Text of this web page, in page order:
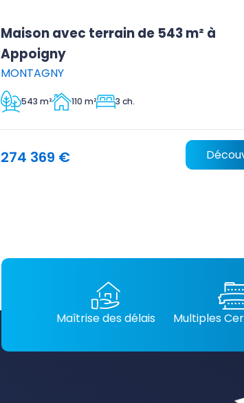
Maison avec terrain de 543 m² à
Appoigny
MONTAGNY
543 m² 110 m² 3 ch.
274 369 €
Maîtrise des délais Multiples